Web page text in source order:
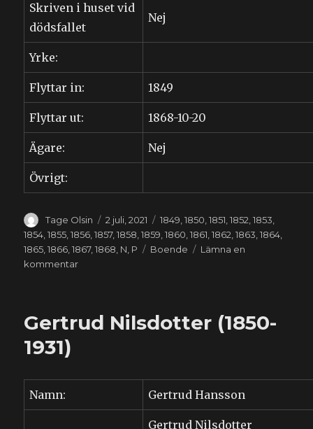
Skriven i huset vid
dödsfallet
Nej
Yrke:
Flyttar in: 1849
Flyttar ut: 1868-10-20
Ägare: Nej
Övrigt:
Författare
Tage Olsin
Publicerat
den
2 juli, 2021 Kategorier
1849 ,1850 ,1851 ,1852 ,1853
1854 ,1855 ,1856 ,1857,1858 ,1859 ,1860 ,1861 ,1862 ,1863 ,1864
1865 ,1866 ,1867,1868 N P Etiketter
Boende
Lämna en
kommentartill
1937)
Gertrud Nilsdotter (1850-
1931)
Namn: Gertrud Hansson
Gertrud Nilsdotter